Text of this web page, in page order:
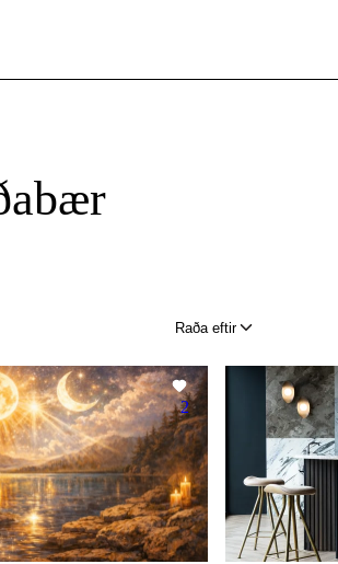
Raða eftir
2